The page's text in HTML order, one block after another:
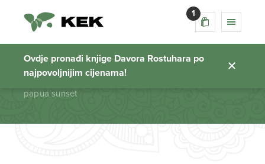
1
Ovdje pronađi knjige Davora Rostuhara po
najpovoljnijim cijenama!
papua sunset
Početna stranica
papua sunset